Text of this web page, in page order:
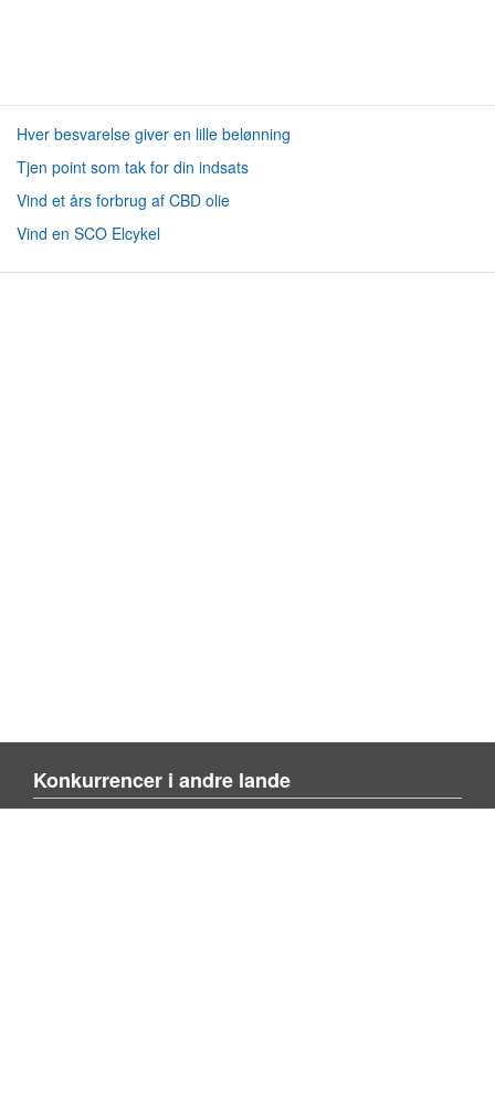
Hver besvarelse giver en lille belønning
Tjen point som tak for din indsats
Vind et års forbrug af CBD olie
Vind en SCO Elcykel
Konkurrencer i andre lande